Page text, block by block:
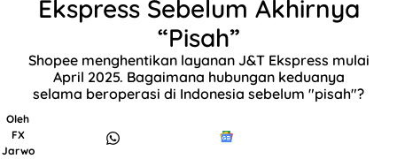
Ekspress Sebelum Akhirnya
“Pisah”
Shopee menghentikan layanan J&T Ekspress mulai
April 2025. Bagaimana hubungan keduanya
selama beroperasi di Indonesia sebelum "pisah"?
Oleh
FX
Jarwo